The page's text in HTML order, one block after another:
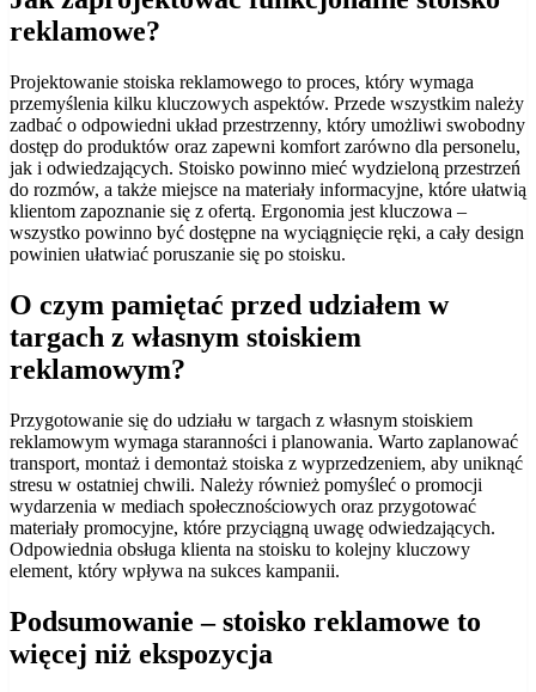
reklamowe?
Projektowanie stoiska reklamowego to proces, który wymaga
przemyślenia kilku kluczowych aspektów. Przede wszystkim należy
zadbać o odpowiedni układ przestrzenny, który umożliwi swobodny
dostęp do produktów oraz zapewni komfort zarówno dla personelu,
jak i odwiedzających. Stoisko powinno mieć wydzieloną przestrzeń
do rozmów, a także miejsce na materiały informacyjne, które ułatwią
klientom zapoznanie się z ofertą. Ergonomia jest kluczowa –
wszystko powinno być dostępne na wyciągnięcie ręki, a cały design
powinien ułatwiać poruszanie się po stoisku.
O czym pamiętać przed udziałem w
targach z własnym stoiskiem
reklamowym?
Przygotowanie się do udziału w targach z własnym stoiskiem
reklamowym wymaga staranności i planowania. Warto zaplanować
transport, montaż i demontaż stoiska z wyprzedzeniem, aby uniknąć
stresu w ostatniej chwili. Należy również pomyśleć o promocji
wydarzenia w mediach społecznościowych oraz przygotować
materiały promocyjne, które przyciągną uwagę odwiedzających.
Odpowiednia obsługa klienta na stoisku to kolejny kluczowy
element, który wpływa na sukces kampanii.
Podsumowanie – stoisko reklamowe to
więcej niż ekspozycja